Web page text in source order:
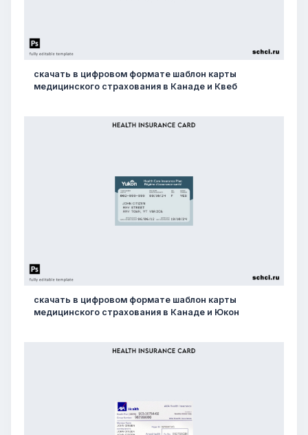
скачать в цифровом формате шаблон карты
медицинского страхования в Канаде и Квеб
скачать в цифровом формате шаблон карты
медицинского страхования в Канаде и Юкон